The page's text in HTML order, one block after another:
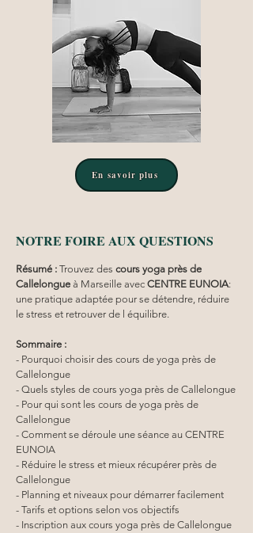
En savoir plus
NOTRE FOIRE AUX QUESTIONS
Résumé : Trouvez des cours yoga près de
Callelongue à Marseille avec CENTRE EUNOIA:
une pratique adaptée pour se détendre, réduire
le stress et retrouver de l équilibre.
Sommaire :
- Pourquoi choisir des cours de yoga près de
Callelongue
- Quels styles de cours yoga près de Callelongue
- Pour qui sont les cours de yoga près de
Callelongue
- Comment se déroule une séance au CENTRE
EUNOIA
- Réduire le stress et mieux récupérer près de
Callelongue
- Planning et niveaux pour démarrer facilement
- Tarifs et options selon vos objectifs
- Inscription aux cours yoga près de Callelongue